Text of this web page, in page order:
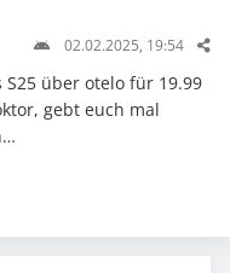
02.02.2025, 19:54
über otelo für 19.99
gebt euch mal